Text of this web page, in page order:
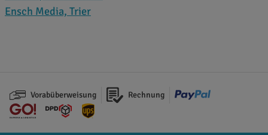
Ensch Media, Trier
Vorabüberweisung Rechnung